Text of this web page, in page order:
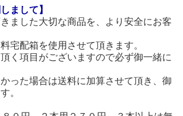
まして】
ました大切な商品を、より安全にお客
宅配箱を使用させて頂きます。
く項目がございますので必ず御一緒に
った場合は送料に加算させて頂き、御
。